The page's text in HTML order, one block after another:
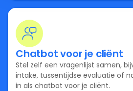
Chatbot voor je cliënt
Stel zelf een vragenlijst samen,
intake, tussentijdse evaluatie of
in als chatbot voor je cliënt.